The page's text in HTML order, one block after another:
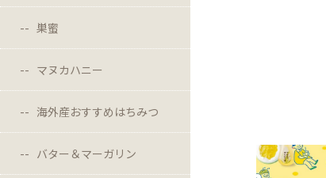
巣蜜
マヌカハニー
海外産おすすめはちみつ
バター＆マーガリン